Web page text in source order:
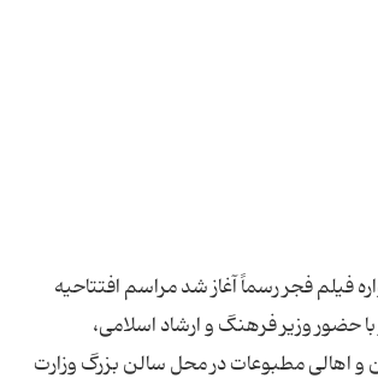
فجر رسماً آغاز شد مراسم افتتاحیه
حضور وزیر فرهنگ و ارشاد اسلامی،
و اهالی مطبوعات در محل سالن بزرگ وزارت